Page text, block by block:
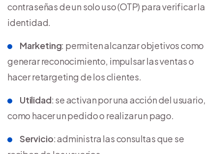
contraseñas de un solo uso (OTP) para verificar la
identidad.
Marketing: permiten alcanzar objetivos como
generar reconocimiento, impulsar las ventas o
hacer retargeting de los clientes.
Utilidad: se activan por una acción del usuario,
como hacer un pedido o realizar un pago.
Servicio: administra las consultas que se